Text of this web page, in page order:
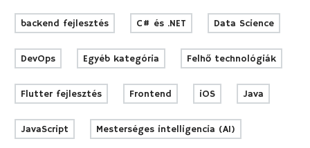
backend fejlesztés C# és .NET Data Science
DevOps Egyéb kategória Felhő technológiák
Flutter fejlesztés Frontend iOS Java
JavaScript Mesterséges intelligencia (AI)